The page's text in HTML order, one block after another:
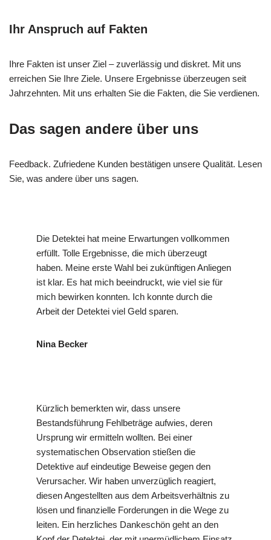
Ihr Anspruch auf Fakten
Ihre Fakten ist unser Ziel – zuverlässig und diskret. Mit uns
erreichen Sie Ihre Ziele. Unsere Ergebnisse überzeugen seit
Jahrzehnten. Mit uns erhalten Sie die Fakten, die Sie verdienen.
Das sagen andere über uns
Feedback. Zufriedene Kunden bestätigen unsere Qualität. Lesen
Sie, was andere über uns sagen.
Die Detektei hat meine Erwartungen vollkommen
erfüllt. Tolle Ergebnisse, die mich überzeugt
haben. Meine erste Wahl bei zukünftigen Anliegen
ist klar. Es hat mich beeindruckt, wie viel sie für
mich bewirken konnten. Ich konnte durch die
Arbeit der Detektei viel Geld sparen.
Nina Becker
Kürzlich bemerkten wir, dass unsere
Bestandsführung Fehlbeträge aufwies, deren
Ursprung wir ermitteln wollten. Bei einer
systematischen Observation stießen die
Detektive auf eindeutige Beweise gegen den
Verursacher. Wir haben unverzüglich reagiert,
diesen Angestellten aus dem Arbeitsverhältnis zu
lösen und finanzielle Forderungen in die Wege zu
leiten. Ein herzliches Dankeschön geht an den